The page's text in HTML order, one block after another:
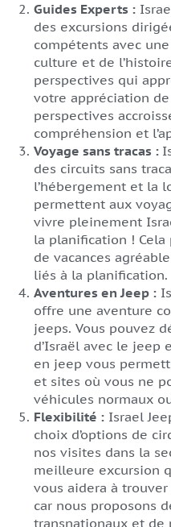
Guides Experts :
des excursions
compétents avec
culture et de
perspectives qui
votre appréciation
perspectives
compréhension et
Voyage sans tracas :
des circuits sans
l’hébergement et la
permettent aux
vivre pleinement
la planification !
de vacances
liés à la planification.
Aventures en Jeep :
offre une aventure
jeeps. Vous pouvez
d’Israël avec le jeep
en jeep vous
et sites où vous ne
véhicules normaux
Flexibilité : Israel
choix d’options de
nos visites dans la
meilleure excursion
vous aidera à
car nous proposons
transnationaux et de